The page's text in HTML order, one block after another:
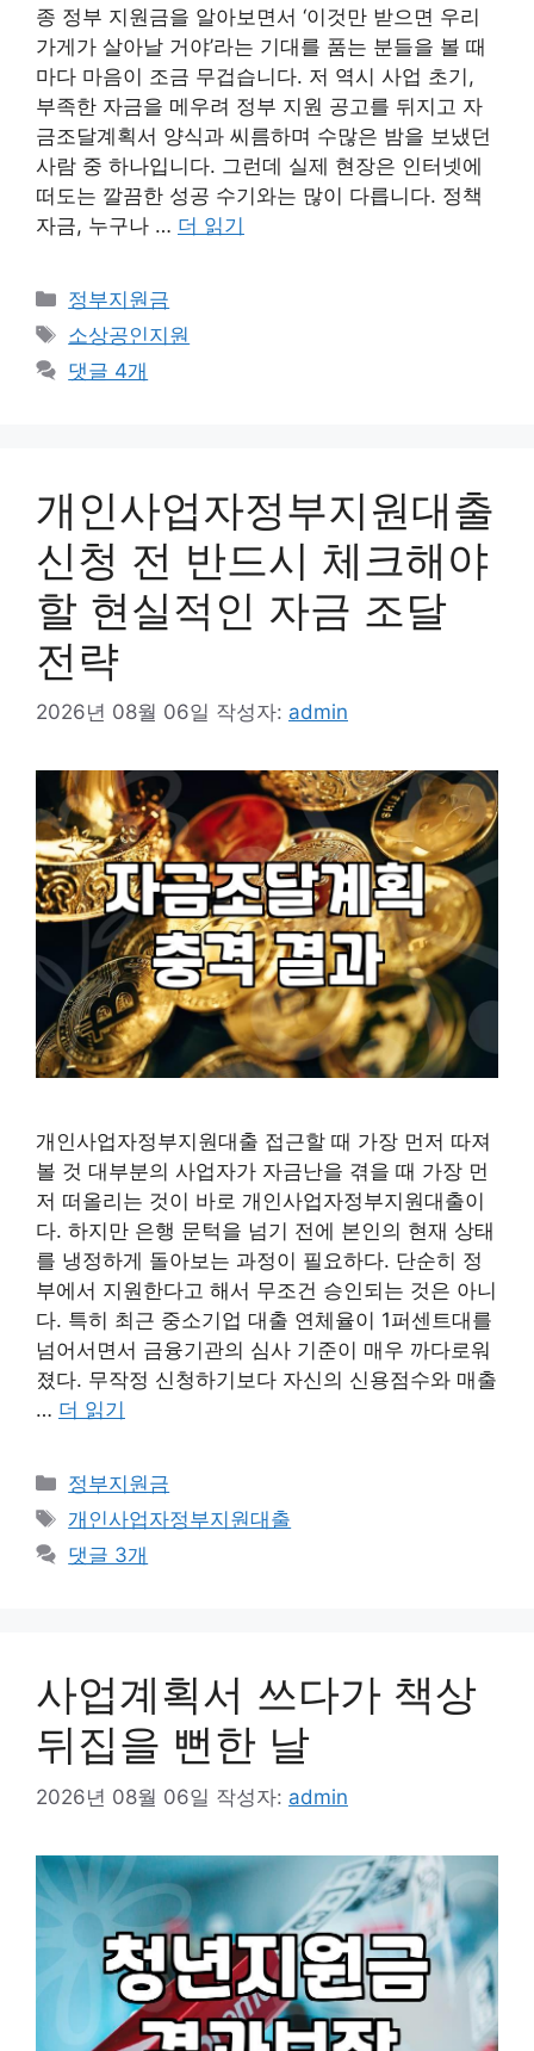
종 정부 지원금을 알아보면서 ‘이것만 받으면 우리
가게가 살아날 거야’라는 기대를 품는 분들을 볼 때
마다 마음이 조금 무겁습니다. 저 역시 사업 초기,
부족한 자금을 메우려 정부 지원 공고를 뒤지고 자
금조달계획서 양식과 씨름하며 수많은 밤을 보냈던
사람 중 하나입니다. 그런데 실제 현장은 인터넷에
떠도는 깔끔한 성공 수기와는 많이 다릅니다. 정책
자금, 누구나 … 더 읽기
카
테
리
정부지원금
태
그
소상공인지원
댓글 4개
개인사업자정부지원대출
신청 전 반드시 체크해야
할 현실적인 자금 조달
전략
2026년 08월 06일 작성자: admin
개인사업자정부지원대출 접근할 때 가장 먼저 따져
볼 것 대부분의 사업자가 자금난을 겪을 때 가장 먼
저 떠올리는 것이 바로 개인사업자정부지원대출이
다. 하지만 은행 문턱을 넘기 전에 본인의 현재 상태
를 냉정하게 돌아보는 과정이 필요하다. 단순히 정
부에서 지원한다고 해서 무조건 승인되는 것은 아니
다. 특히 최근 중소기업 대출 연체율이 1퍼센트대를
넘어서면서 금융기관의 심사 기준이 매우 까다로워
졌다. 무작정 신청하기보다 자신의 신용점수와 매출
… 더 읽기
카
테
리
정부지원금
태
그
개인사업자정부지원대출
댓글 3개
사업계획서 쓰다가 책상
뒤집을 뻔한 날
2026년 08월 06일 작성자: admin